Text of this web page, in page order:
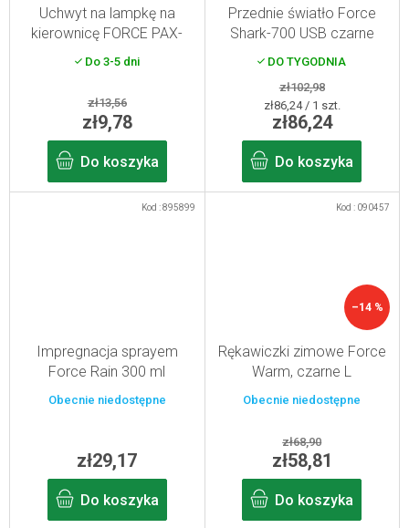
Uchwyt na lampkę na
kierownicę FORCE PAX-
200, gumowy
Do 3-5 dni
zł13,56
zł9,78
Do koszyka
Przednie światło Force
Shark-700 USB czarne
DO TYGODNIA
zł102,98
zł86,24
Cena
jednostkowa:
zł86,24 / 1 szt.
Do koszyka
Impregnacja sprayem
Force Rain 300 ml
Obecnie niedostępne
zł29,17
Do koszyka
Kod :895899
–14 %
Rękawiczki zimowe Force
Warm, czarne L
Obecnie niedostępne
zł68,90
zł58,81
Do koszyka
Kod : 090457